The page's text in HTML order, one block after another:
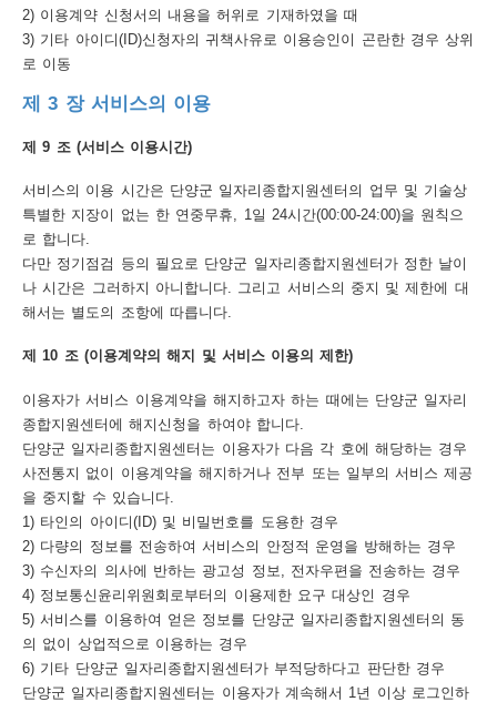
2) 이용계약 신청서의 내용을 허위로 기재하였을 때
3) 기타 아이디(ID)신청자의 귀책사유로 이용승인이 곤란한 경우 상위
로 이동
제 3 장 서비스의 이용
제 9 조 (서비스 이용시간)
서비스의 이용 시간은 단양군 일자리종합지원센터의 업무 및 기술상
특별한 지장이 없는 한 연중무휴, 1일 24시간(00:00-24:00)을 원칙으
로 합니다.
다만 정기점검 등의 필요로 단양군 일자리종합지원센터가 정한 날이
나 시간은 그러하지 아니합니다. 그리고 서비스의 중지 및 제한에 대
해서는 별도의 조항에 따릅니다.
제 10 조 (이용계약의 해지 및 서비스 이용의 제한)
이용자가 서비스 이용계약을 해지하고자 하는 때에는 단양군 일자리
종합지원센터에 해지신청을 하여야 합니다.
단양군 일자리종합지원센터는 이용자가 다음 각 호에 해당하는 경우
사전통지 없이 이용계약을 해지하거나 전부 또는 일부의 서비스 제공
을 중지할 수 있습니다.
1) 타인의 아이디(ID) 및 비밀번호를 도용한 경우
2) 다량의 정보를 전송하여 서비스의 안정적 운영을 방해하는 경우
3) 수신자의 의사에 반하는 광고성 정보, 전자우편을 전송하는 경우
4) 정보통신윤리위원회로부터의 이용제한 요구 대상인 경우
5) 서비스를 이용하여 얻은 정보를 단양군 일자리종합지원센터의 동
의 없이 상업적으로 이용하는 경우
6) 기타 단양군 일자리종합지원센터가 부적당하다고 판단한 경우
단양군 일자리종합지원센터는 이용자가 계속해서 1년 이상 로그인하
내
이
용